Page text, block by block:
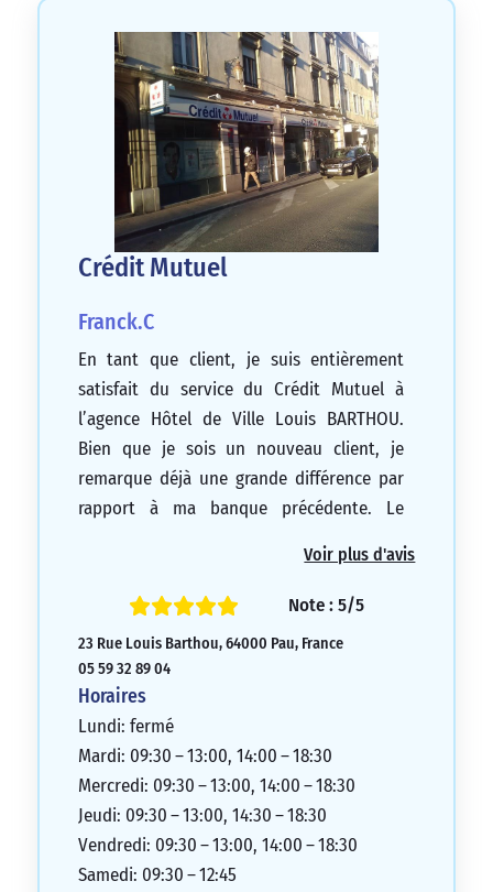
Crédit Mutuel
Franck.C
En tant que client, je suis entièrement
satisfait du service du Crédit Mutuel à
l’agence Hôtel de Ville Louis BARTHOU.
Bien que je sois un nouveau client, je
remarque déjà une grande différence par
rapport à ma banque précédente. Le
sympathique. Ma conseillère, Mme
Tenaillon, est très professionnelle et à
bons ou les mauvais moments. Le
directeur de l’agence est également très
humain et engagé envers ses clients. Je ne
regrette pas mon choix et je recommande
cette agence à tout le monde.
Voir plus d'avis
Note : 5/5
23 Rue Louis Barthou, 64000 Pau, France
05 59 32 89 04
Horaires
Lundi: fermé
Mardi: 09:30 – 13:00, 14:00 – 18:30
Mercredi: 09:30 – 13:00, 14:00 – 18:30
Jeudi: 09:30 – 13:00, 14:30 – 18:30
Vendredi: 09:30 – 13:00, 14:00 – 18:30
Samedi: 09:30 – 12:45